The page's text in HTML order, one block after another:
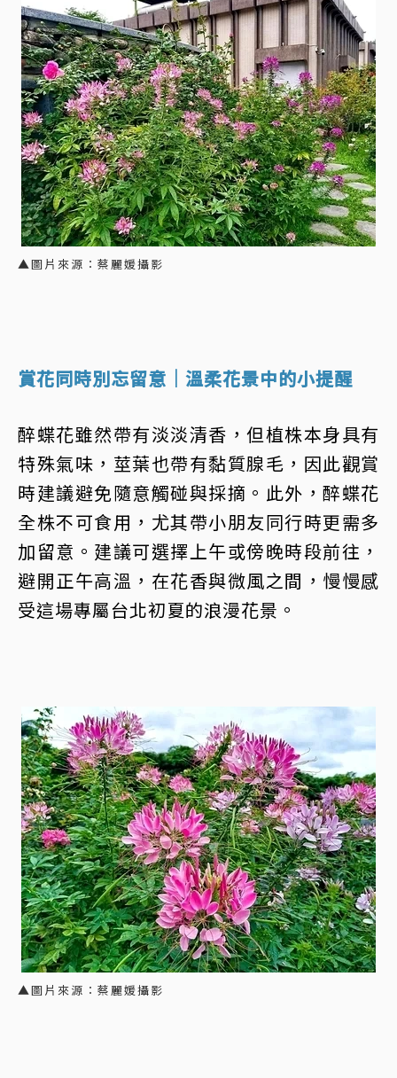
▲圖片來源：蔡麗媛攝影
賞花同時別忘留意｜溫柔花景中的小提醒
醉蝶花雖然帶有淡淡清香，但植株本身具有
特殊氣味，莖葉也帶有黏質腺毛，因此觀賞
時建議避免隨意觸碰與採摘。此外，醉蝶花
全株不可食用，尤其帶小朋友同行時更需多
加留意。建議可選擇上午或傍晚時段前往，
避開正午高溫，在花香與微風之間，慢慢感
受這場專屬台北初夏的浪漫花景。
▲圖片來源：蔡麗媛攝影